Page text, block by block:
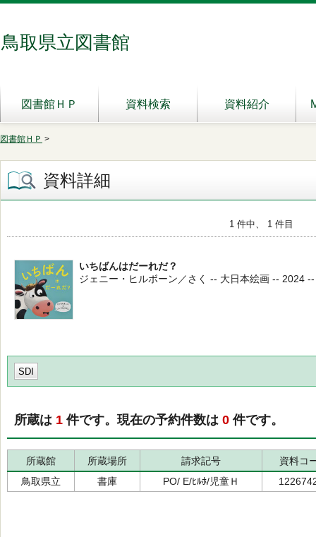
鳥取県立図書館
図書館ＨＰ 資料検索 資料紹介
図書館ＨＰ >
資料詳細
1 件中、 1 件目
いちばんはだーれだ？
ジェニー・ヒルボーン／さく -- 大日本絵画 -- 2024
SDI
所蔵は 1 件です。現在の予約件数は 0 件です。
所蔵館 所蔵場所 請求記号
資料コ
鳥取県立
書庫 PO/ E/ﾋﾙﾎ/児童Ｈ